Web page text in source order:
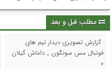
مطلب قبل و بعد
گزارش تصویری دیدار تیم های
فوتبال مس سونگون _ داماش گیلان
»